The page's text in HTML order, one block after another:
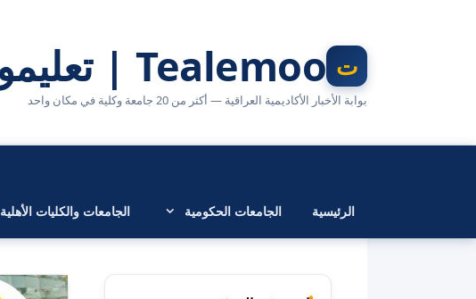
Tealemoo | تعليمو
بوابة الأخبار الأكاديمية العراقية — أكثر من 20 جامعة وكلية في مكان واحد
الرئيسية الجامعات الحكومية الجامعات والكليات الأهلية